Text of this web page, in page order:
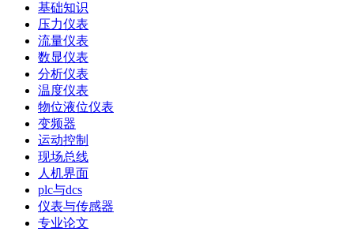
基础知识
压力仪表
流量仪表
数显仪表
分析仪表
温度仪表
物位液位仪表
变频器
运动控制
现场总线
人机界面
plc与dcs
仪表与传感器
专业论文